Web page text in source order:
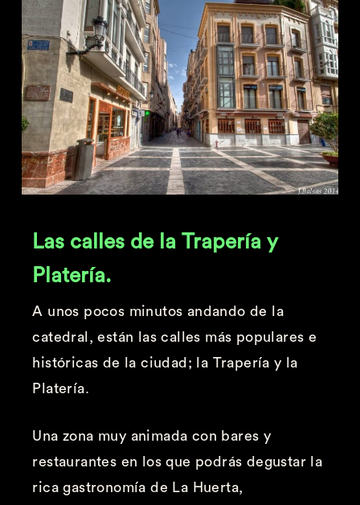
Las calles de la Trapería y
Platería.
A unos pocos minutos andando de la
catedral, están las calles más populares e
históricas de la ciudad; la Trapería y la
Platería.
Una zona muy animada con bares y
restaurantes en los que podrás degustar la
rica gastronomía de La Huerta,